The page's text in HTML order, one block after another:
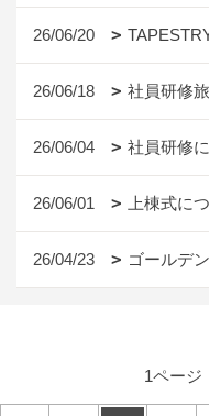
26/06/20
26/06/18 社員研修
26/06/04 社員研修
26/06/01 上棟式に
26/04/23 ゴールデ
1ページ